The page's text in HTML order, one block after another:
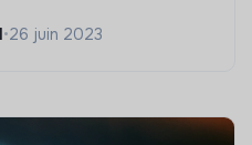
•26 juin 2023